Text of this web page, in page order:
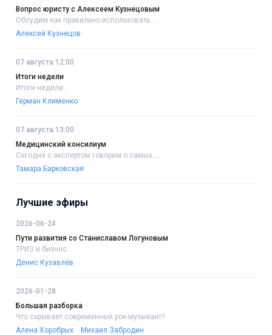
Вопрос юристу с Алексеем Кузнецовым
Обсудим как правильно использовать....
Алексей Кузнецов
07 августа 12:00
Итоги недели
Итоги недели..
Герман Клименко
07 августа 13:00
Медицинский консилиум
Сегодня с экспертом говорим о самых....
Тамара Барковская
Лучшие эфиры
2026-06-24
Пути развития со Станиславом Логуновым
ТРИЗ и бизнес
Денис Кузавлёв
2026-01-28
Большая разборка
Что скрывает современный рок-музыкант?
Алена Хоробрых
Михаил Забродин